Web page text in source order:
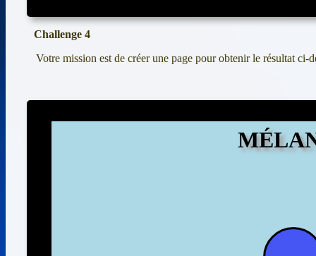
Challenge 4
Votre mission est de créer une page pour obtenir le résultat ci-